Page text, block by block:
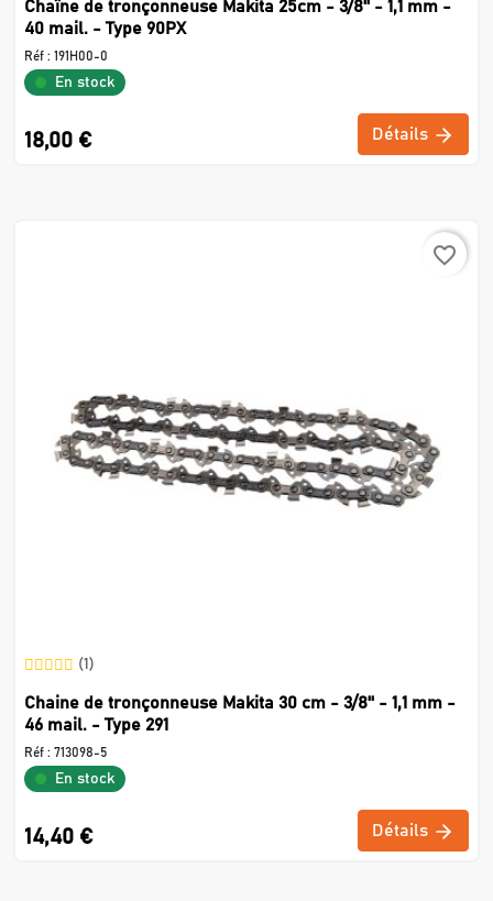
Chaîne de tronçonneuse Makita 25cm - 3/8'' - 1,1 mm -
40 mail. - Type 90PX
Réf : 191H00-0
En stock
18,00 € Détails
favorite_border
(1)
Chaine de tronçonneuse Makita 30 cm - 3/8'' - 1,1 mm -
46 mail. - Type 291
Réf : 713098-5
En stock
14,40 € Détails